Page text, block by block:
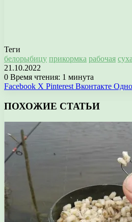
Теги
белорыбицу прикормка рабочая
21.10.2022
0 Время чтения: 1 минута
Facebook X Pinterest Вконтакте
ПОХОЖИЕ СТАТЬИ